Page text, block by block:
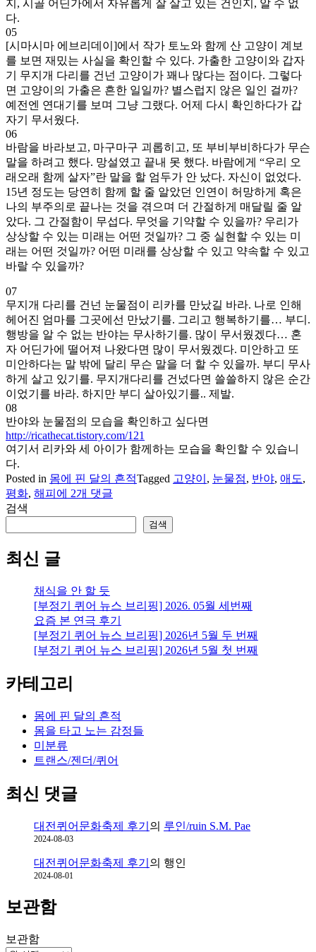
지, 시골 어딘가에서 자유롭게 잘 살고 있는 건인지, 알 수 없
다.
05
[시마시마 에브리데이]에서 작가 토노와 함께 산 고양이 계보
를 보면 재밌는 사실을 확인할 수 있다. 가출한 고양이와 갑자
기 무지개 다리를 건넌 고양이가 꽤나 많다는 점이다. 그렇다
면 고양이의 가출은 흔한 일일까? 별스럽지 않은 일인 걸까?
예전엔 연대기를 보며 그냥 그랬다. 어제 다시 확인하다가 갑
자기 무서웠다.
06
바람을 바라보고, 마구마구 괴롭히고, 또 부비부비하다가 무슨
말을 하려고 했다. 망설였고 끝내 못 했다. 바람에게 “우리 오
래오래 함께 살자”란 말을 할 엄두가 안 났다. 자신이 없었다.
15년 정도는 당연히 함께 할 줄 알았던 인연이 허망하게 혹은
나의 부주의로 끝나는 것을 겪으며 더 간절하게 매달릴 줄 알
았다. 그 간절함이 무섭다. 무엇을 기약할 수 있을까? 우리가
상상할 수 있는 미래는 어떤 것일까? 그 중 실현할 수 있는 미
래는 어떤 것일까? 어떤 미래를 상상할 수 있고 약속할 수 있고
바랄 수 있을까?
07
무지개 다리를 건넌 눈물점이 리카를 만났길 바라. 나로 인해
헤어진 엄마를 그곳에선 만났기를. 그리고 행복하기를… 부디.
행방을 알 수 없는 반야는 무사하기를. 많이 무서웠겠다… 혼
자 어딘가에 떨어져 나왔다면 많이 무서웠겠다. 미안하고 또
미안하다는 말 밖에 달리 무슨 말을 더 할 수 있을까. 부디 무사
하게 살고 있기를. 무지개다리를 건넜다면 쓸쓸하지 않은 순간
이었기를 바라. 하지만 부디 살아있기를.. 제발.
08
반야와 눈물점의 모습을 확인하고 싶다면
http://ricathecat.tistory.com/121
여기서 리카와 세 아이가 함께하는 모습을 확인할 수 있습니
다.
Posted in 몸에 핀 달의 흔적Tagged 고양이 , 눈물점, 반야, 애도,
평화, 해피 [고
애
도
의
간
에 2개 댓글
검색
검색
최신 글
채식을 안 할 듯
[부정기 퀴어 뉴스 브리핑] 2026. 05월 세번째
요즘 본 연극 후기
[부정기 퀴어 뉴스 브리핑] 2026년 5월 두 번째
[부정기 퀴어 뉴스 브리핑] 2026년 5월 첫 번째
카테고리
몸에 핀 달의 흔적
몸을 타고 노는 감정들
미분류
트랜스/젠더/퀴어
최신 댓글
대전퀴어문화축제 후기 의 루인/ruin S.M. Pae
2024-08-03
대전퀴어문화축제 후기 의 행인
2024-08-01
보관함
보관함